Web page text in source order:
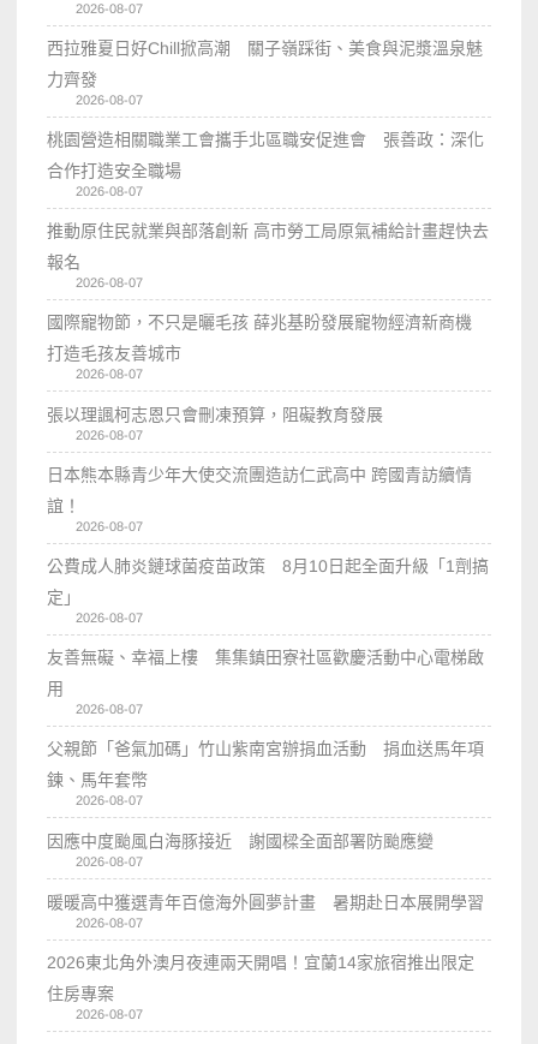
2026-08-07
西拉雅夏日好Chill掀高潮 關子嶺踩街、美食與泥漿溫泉魅
力齊發
2026-08-07
桃園營造相關職業工會攜手北區職安促進會 張善政：深化
合作打造安全職場
2026-08-07
推動原住民就業與部落創新 高市勞工局原氣補給計畫趕快去
報名
2026-08-07
國際寵物節，不只是曬毛孩 薛兆基盼發展寵物經濟新商機
打造毛孩友善城市
2026-08-07
張以理諷柯志恩只會刪凍預算，阻礙教育發展
2026-08-07
日本熊本縣青少年大使交流團造訪仁武高中 跨國青訪續情
誼！
2026-08-07
公費成人肺炎鏈球菌疫苗政策 8月10日起全面升級「1劑搞
定」
2026-08-07
友善無礙、幸福上樓 集集鎮田寮社區歡慶活動中心電梯啟
用
2026-08-07
父親節「爸氣加碼」竹山紫南宮辦捐血活動 捐血送馬年項
鍊、馬年套幣
2026-08-07
因應中度颱風白海豚接近 謝國樑全面部署防颱應變
2026-08-07
暖暖高中獲選青年百億海外圓夢計畫 暑期赴日本展開學習
2026-08-07
2026東北角外澳月夜連兩天開唱！宜蘭14家旅宿推出限定
住房專案
2026-08-07